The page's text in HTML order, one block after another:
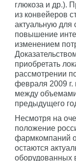
глюкоза и др.).
из конвейеров
актуальную для
повышение
изменением
приобретать
рассмотрении
февраля 2009
между объемами
предыдущего
Несмотря на
положение
фармкомпаний
остаются
оборудованных